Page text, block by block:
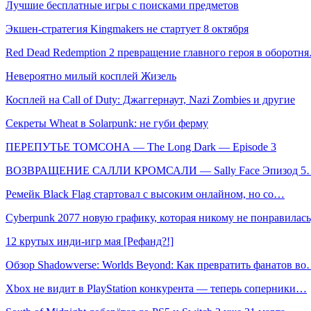
Лучшие бесплатные игры с поисками предметов
Экшен-стратегия Kingmakers не стартует 8 октября
Red Dead Redemption 2 превращение главного героя в
Невероятно милый косплей Жизель
Косплей на Call of Duty: Джаггернаут, Nazi Zombies и другие
Секреты Wheat в Solarpunk: не губи ферму
ПЕРЕПУТЬЕ ТОМСОНА — The Long Dark — Episode 3
ВОЗВРАЩЕНИЕ САЛЛИ КРОМСАЛИ — Sally Face Эпизод
Ремейк Black Flag стартовал с высоким онлайном, но со…
Cyberpunk 2077 новую графику, которая никому не
12 крутых инди-игр мая [Рефанд?!]
Обзор Shadowverse: Worlds Beyond: Как превратить фанатов
Xbox не видит в PlayStation конкурента — теперь соперники…